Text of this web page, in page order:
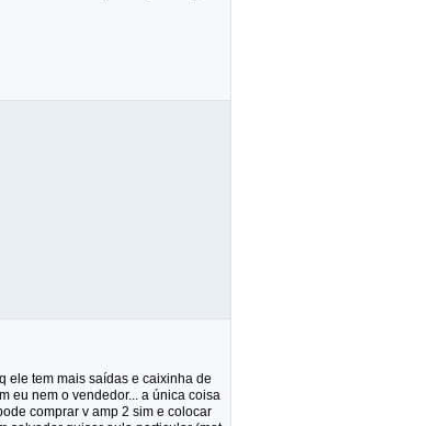
ele tem mais saídas e caixinha de
eu nem o vendedor... a única coisa
comprar v amp 2 sim e colocar